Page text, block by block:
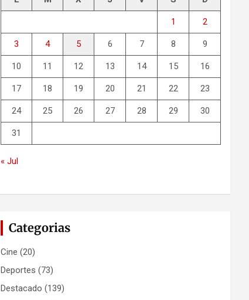
1 2
3 4 5 6 7 8 9
10 11 12 13 14 15 16
17 18 19 20 21 22 23
24 25 26 27 28 29 30
31
« Jul
Categorias
Cine (20)
Deportes (73)
Destacado (139)